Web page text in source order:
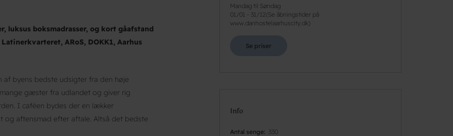
luksus boksmadrasser, og kort gåafstand
ARoS, DOKK1, Aarhus
af byens bedste udsigter fra den høje
gæster fra udlandet og giver rig
I caféen bydes der en lækker
aftensmad efter aftale. Altså det bedste
Mandag til Søndag
01/01 - 31/12( Se åbningstider på
www.danhostelaarhuscity.dk)
Se priser
Info
Antal senge 330